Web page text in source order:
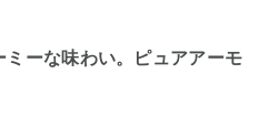
ーな味わい。ピュアアーモ